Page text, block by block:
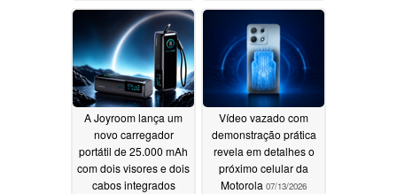
07/23/2026
A Joyroom lança um
novo carregador
portátil de 25.000 mAh
com dois visores e dois
cabos integrados
Vídeo vazado com
demonstração prática
revela em detalhes o
próximo celular da
Motorola 07/13/2026